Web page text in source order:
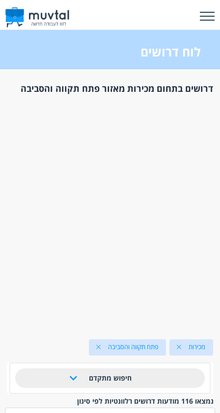
לוח דרושים
דרושים בתחום מכירות מאזור פתח תקווה והסביבה
מכירות פתח תקווה והסביבה
חיפוש מתקדם
נמצאו 116 מודעות דרושים רלוונטיות לפי סינון